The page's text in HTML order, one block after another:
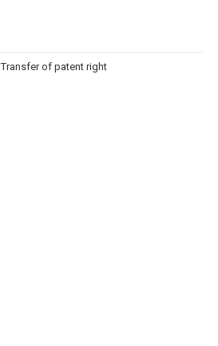
Transfer of patent right